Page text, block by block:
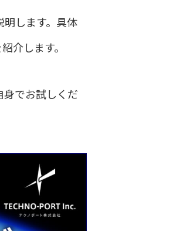
します。具体
介します。
でお試しくだ